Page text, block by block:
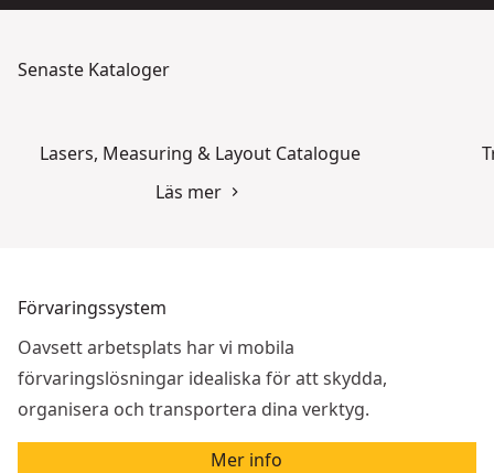
Senaste Kataloger
Lasers, Measuring & Layout Catalogue
Läs mer
Förvaringssystem
Oavsett arbetsplats har vi mobila
förvaringslösningar idealiska för att skydda,
organisera och transportera dina verktyg.
Mer info